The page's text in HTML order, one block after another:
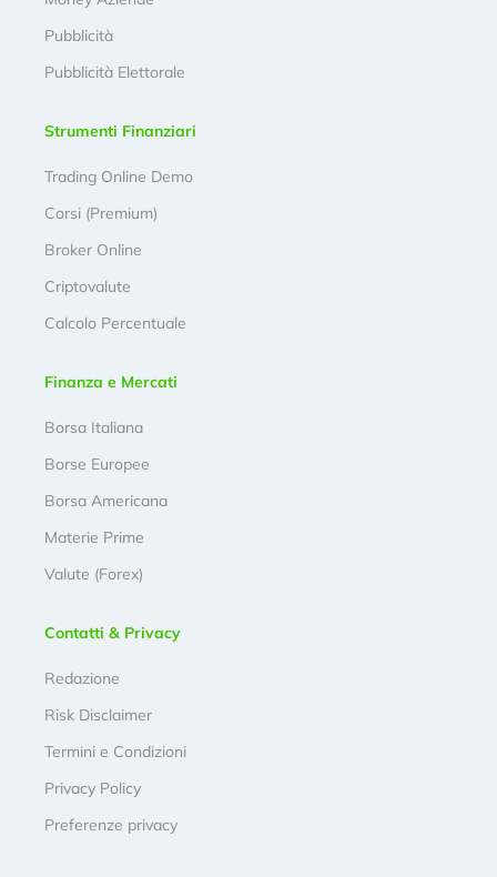
Pubblicità
Pubblicità Elettorale
Strumenti Finanziari
Trading Online Demo
Corsi (Premium)
Broker Online
Criptovalute
Calcolo Percentuale
Finanza e Mercati
Borsa Italiana
Borse Europee
Borsa Americana
Materie Prime
Valute (Forex)
Contatti & Privacy
Redazione
Risk Disclaimer
Termini e Condizioni
Privacy Policy
Preferenze privacy